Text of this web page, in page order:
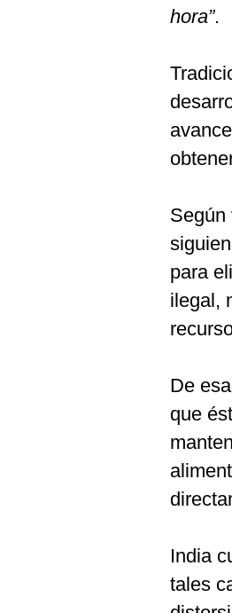
hora”.
Según
para
ilegal,
De
que
India
tales